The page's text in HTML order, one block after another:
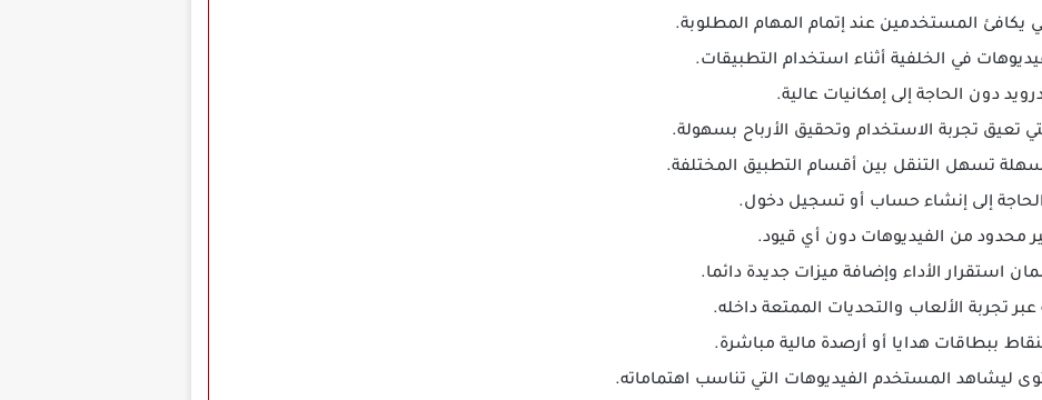
يكافئ المستخدمين عند إتمام المهام المطلوبة.
في الخلفية أثناء استخدام التطبيقات.
دون الحاجة إلى إمكانيات عالية.
تعيق تجربة الاستخدام وتحقيق الأرباح بسهولة.
تسهل التنقل بين أقسام التطبيق المختلفة.
إلى إنشاء حساب أو تسجيل دخول.
محدود من الفيديوهات دون أي قيود.
استقرار الأداء وإضافة ميزات جديدة دائما.
تجربة الألعاب والتحديات الممتعة داخله.
ببطاقات هدايا أو أرصدة مالية مباشرة.
المستخدم الفيديوهات التي تناسب اهتماماته.